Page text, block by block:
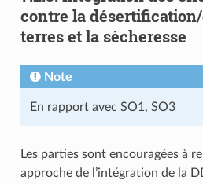
contre la
terres et la sécheresse
Note
En rapport avec SO1, SO3
Les parties sont encouragées à
approche de l’intégration de la